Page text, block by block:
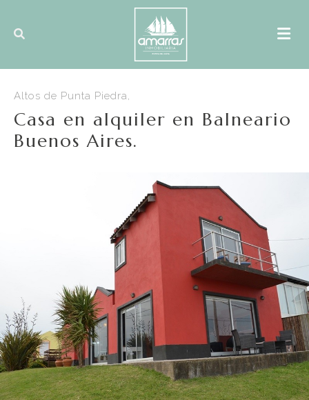
Altos de Punta Piedra,
Casa en alquiler en Balneario
Buenos Aires.